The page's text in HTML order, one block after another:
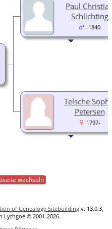
Paul
Schlichting
-1840
Telsche
Petersen
1797-
wechseln
of Genealogy Sitebuilding v. 13.0.3,
Lythgoe © 2001-2026.